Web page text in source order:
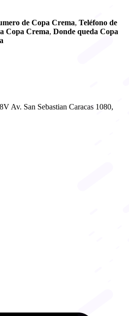
de Copa Crema, Teléfono de
Copa Crema, Donde queda Copa
Av. San Sebastian Caracas 1080,